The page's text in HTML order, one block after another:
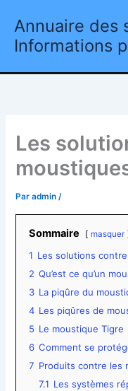
contenu
Annuaire des
Informations
Les
Paradmin/
Sommaire masquer
1 Les solutions
2 Qu’est ce qu’un
3 La piqûre du
4 Les piqûres de
5 Le moustique Tigre
6 Comment se
7 Produits contre les
7.1 Les systèmes